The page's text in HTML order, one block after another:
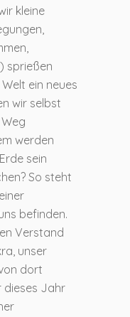
kleine
sprießen
ein neues
wir selbst
werden
sein
So steht
befinden.
Verstand
unser
dort
dieses Jahr